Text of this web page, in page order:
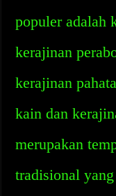
populer adalah
kerajinan
kerajinan
kain dan
merupakan
tradisional